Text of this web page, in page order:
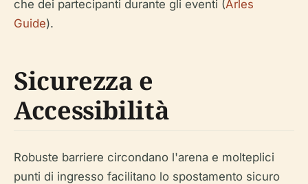
che dei partecipanti durante gli eventi (Arles
Guide).
Sicurezza e
Accessibilità
Robuste barriere circondano l'arena e molteplici
punti di ingresso facilitano lo spostamento sicuro